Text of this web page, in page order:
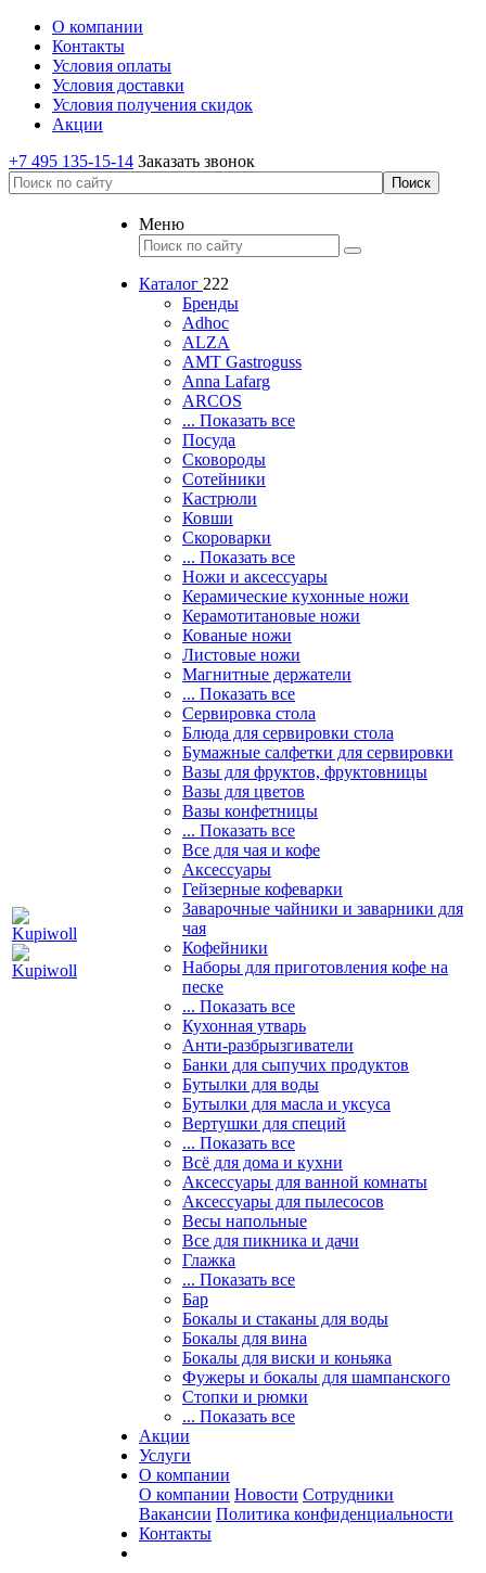
О компании
Контакты
Условия оплаты
Условия доставки
Условия получения скидок
Акции
+7 495 135-15-14 Заказать звонок
Меню
Каталог 222
Бренды
Adhoc
ALZA
AMT Gastroguss
Anna Lafarg
ARCOS
... Показать все
Посуда
Сковороды
Сотейники
Кастрюли
Ковши
Скороварки
... Показать все
Ножи и аксессуары
Керамические кухонные ножи
Керамотитановые ножи
Кованые ножи
Листовые ножи
Магнитные держатели
... Показать все
Сервировка стола
Блюда для сервировки стола
Бумажные салфетки для сервировки
Вазы для фруктов, фруктовницы
Вазы для цветов
Вазы конфетницы
... Показать все
Все для чая и кофе
Аксессуары
Гейзерные кофеварки
Заварочные чайники и заварники для
чая
Кофейники
Наборы для приготовления кофе на
песке
... Показать все
Кухонная утварь
Анти-разбрызгиватели
Банки для сыпучих продуктов
Бутылки для воды
Бутылки для масла и уксуса
Вертушки для специй
... Показать все
Всё для дома и кухни
Аксессуары для ванной комнаты
Аксессуары для пылесосов
Весы напольные
Все для пикника и дачи
Глажка
... Показать все
Бар
Бокалы и стаканы для воды
Бокалы для вина
Бокалы для виски и коньяка
Фужеры и бокалы для шампанского
Стопки и рюмки
... Показать все
Акции
Услуги
О компании
О компании Новости Сотрудники
Вакансии Политика конфиденциальности
Контакты